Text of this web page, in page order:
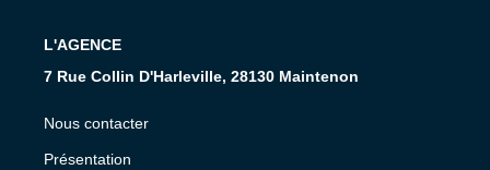
L'AGENCE
7 Rue Collin D'Harleville, 28130 Maintenon
Nous contacter
Présentation